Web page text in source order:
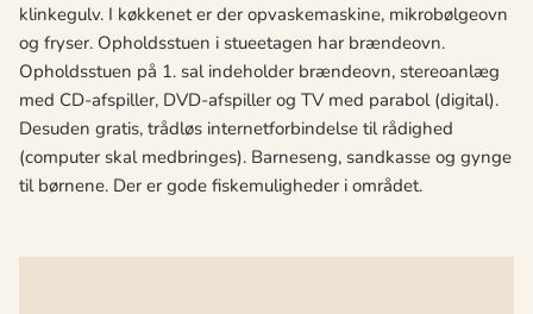
klinkegulv. I køkkenet er der opvaskemaskine, mikrobølgeovn
og fryser. Opholdsstuen i stueetagen har brændeovn.
Opholdsstuen på 1. sal indeholder brændeovn, stereoanlæg
med CD-afspiller, DVD-afspiller og TV med parabol (digital).
Desuden gratis, trådløs internetforbindelse til rådighed
(computer skal medbringes). Barneseng, sandkasse og gynge
til børnene. Der er gode fiskemuligheder i området.